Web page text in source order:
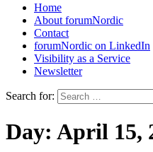
Home
About forumNordic
Contact
forumNordic on LinkedIn
Visibility as a Service
Newsletter
Search for:
Day: April 15,